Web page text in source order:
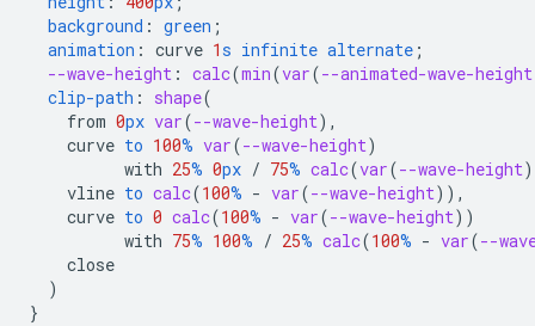
background : green ;
animation : curve 1s infinite alternate ;
--wave-height : calc(min(var(--animated-wave-height
clip-path : shape(
from 0px var(--wave-height),
curve to 100% var(--wave-height)
with 25% 0px / 75% calc(var(--wave-height)
vline to calc(100% - var(--wave-height)),
curve to 0 calc(100% - var(--wave-height))
with 75% 100% / 25% calc(100% - var(--
close
)
}